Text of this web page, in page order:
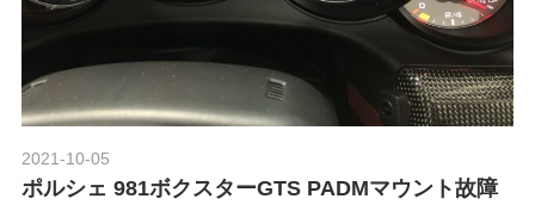
2021-10-05
ポルシェ 981ボクスターGTS PADMマウント故障